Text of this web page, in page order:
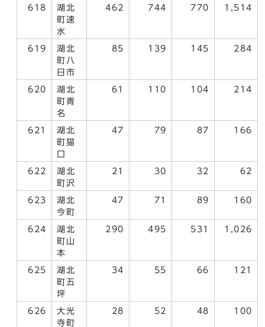
618
湖北
町速
水
462 744 770 1,514
619
湖北
町八
日市
85 139 145 284
620
湖北
町青
名
61 110 104 214
621
湖北
町猫
口
47 79 87 166
622
湖北
町沢
21 30 32 62
623
湖北
今町
47 71 89 160
624
湖北
町山
本
290 495 531 1,026
625
湖北
町五
坪
34 55 66 121
626
大光
寺町
28 52 48 100